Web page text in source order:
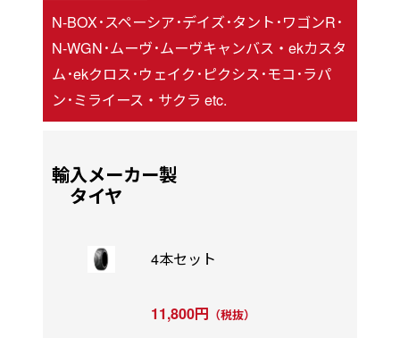
N-BOX･スペーシア･デイズ･タント･ワゴンR･
N-WGN･ムーヴ･ムーヴキャンバス・ekカスタ
ム･ekクロス･ウェイク･ピクシス･モコ･ラパ
ン･ミライース・サクラ etc.
輸入メーカー製
タイヤ
4本セット
11,800円 （税抜）